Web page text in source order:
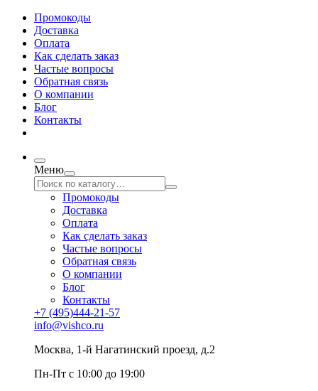
Промокоды
Доставка
Оплата
Как сделать заказ
Частые вопросы
Обратная связь
О компании
Блог
Контакты
Меню
Промокоды
Доставка
Оплата
Как сделать заказ
Частые вопросы
Обратная связь
О компании
Блог
Контакты
+7 (495)444-21-57
info@vishco.ru
Москва, 1-й Нагатинский проезд, д.2
Пн-Пт с 10:00 до 19:00